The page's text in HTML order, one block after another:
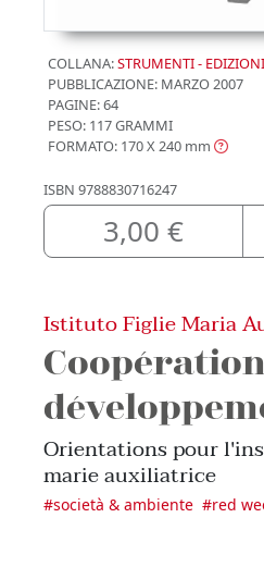
COLLANA:STRUMENTI -
PUBBLICAZIONE: MARZO 2007
PAGINE: 64
PESO: 117 GRAMMI
FORMATO: 170 X 240 mm
ISBN 9788830716247
3,00 €
Istituto Figlie Maria
Orientations pour
marie auxiliatrice
#società & ambiente #red